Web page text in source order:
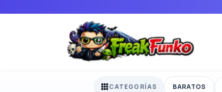
CATEGORÍAS BARATOS